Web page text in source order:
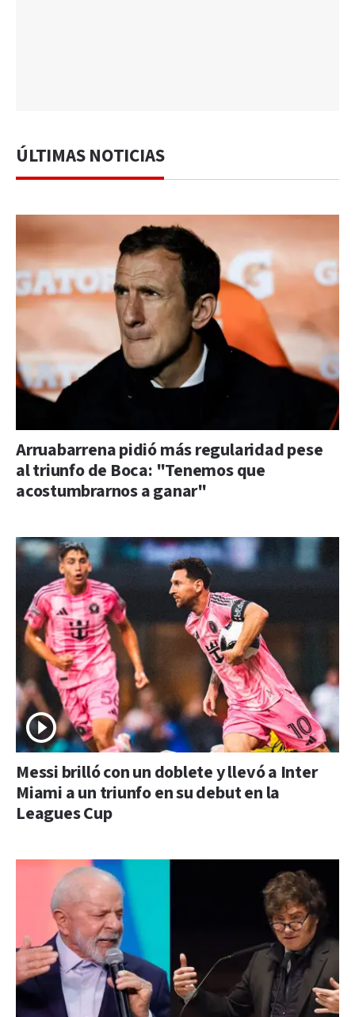
ÚLTIMAS NOTICIAS
Arruabarrena pidió más regularidad pese
al triunfo de Boca: "Tenemos que
acostumbrarnos a ganar"
Messi brilló con un doblete y llevó a Inter
Miami a un triunfo en su debut en la
Leagues Cup